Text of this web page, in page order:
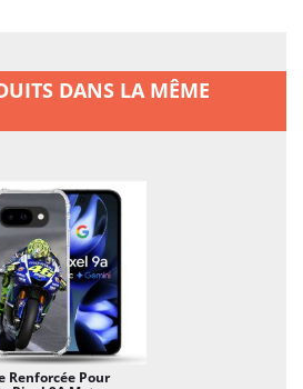
DANS LA MÊME
Renforcée Pour